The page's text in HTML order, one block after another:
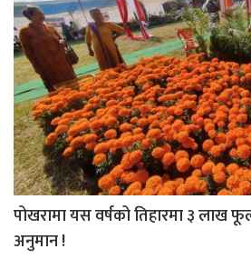
पोखरामा यस वर्षको तिहारमा ३ लाख
अनुमान !